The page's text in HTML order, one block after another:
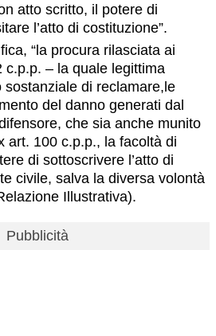
atto scritto, il potere di
l’atto di costituzione”.
“la procura rilasciata ai
c.p.p. – la quale legittima
sostanziale di reclamare,le
del danno generati dal
che sia anche munito
art. 100 c.p.p., la facoltà di
di sottoscrivere l’atto di
civile, salva la diversa volontà
Illustrativa).
Pubblicità